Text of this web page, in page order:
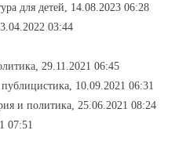
для детей, 14.08.2023 06:28
03:44
29.11.2021 06:45
10.09.2021 06:31
и политика, 25.06.2021 08:24
07:51